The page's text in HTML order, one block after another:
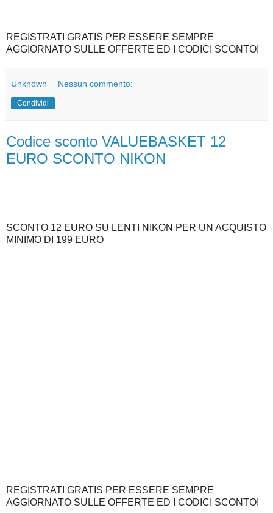
REGISTRATI GRATIS PER ESSERE SEMPRE
AGGIORNATO SULLE OFFERTE ED I CODICI SCONTO!
Unknown Nessun commento:
Condividi
Codice sconto VALUEBASKET 12
EURO SCONTO NIKON
SCONTO 12 EURO SU LENTI NIKON PER UN ACQUISTO
MINIMO DI 199 EURO
REGISTRATI GRATIS PER ESSERE SEMPRE
AGGIORNATO SULLE OFFERTE ED I CODICI SCONTO!